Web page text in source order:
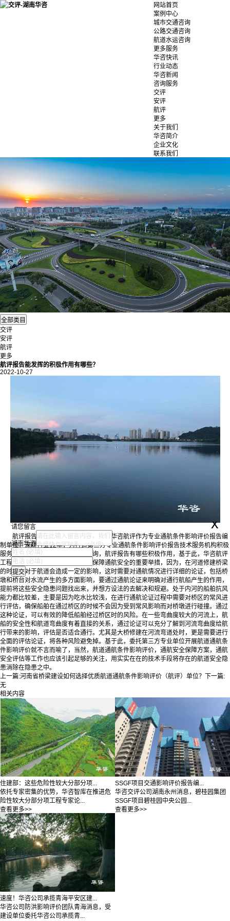
网站首页
案例中心
城市交通咨询
公路交通咨询
航道水运咨询
更多服务
华咨快讯
行业动态
华咨新闻
咨询服务
交评
安评
航评
更多
关于我们
华咨简介
企业文化
联系我们
交评
安评
航评
更多
航评报告能发挥的积极作用有哪些？
2022-10-27
航评报告能发挥的积极作用有哪些？华咨航评作为专业通航条件影响评价报告编
制单位，深耕行业12年，为打造第三方专业通航条件影响评价报告技术服务机构积极
服务，近年来，很多建设单位在咨询，航评报告有哪些积极作用，基于此，华咨航评
工程师系统梳理认为，关注航评是保障通航安全的重要举措，因为，在河道修建桥梁
的时候，对于航道会造成一定的影响，这时需要对通航情况进行详细的论证，包括桥
墩和桥台对水流产生的多方面影响，要通过通航论证来明确对通行航船产生的作用，
提前将这些安全隐患问题找出来，并想方设法的去解决和规避。处于内河的船舶抗风
能力都比较差，主要是因为吃水比较浅，在进行通航论证过程中需要对桥区的常风进
行评估，确保船舶在通过桥区的时候不会因为受到常风影响而对桥墩进行碰撞。通过
这种论证，可以有效的降低船舶经过桥区时的风险。在一些弯曲度较大的河流上，航
船的安全性和航道弯曲度有着直接的关系，通过论证可以充分了解到河流弯曲度给航
行带来的影响，评估是否适合通行。尤其是大桥修建在河流弯道处时，更是需要进行
全面的评估论证，将各种风险避免掉。基于此，委托第三方专业单位开展航道通航条
件影响评价就不言而喻了，当然，航道通航条件影响评价，通航安全保障方案，通航
安全评估等工作也应该引起足够的关注，用实实在在的技术手段将存在的航道安全隐
患消除在隐患之中。
上一篇:河南省桥梁建设如何选择优质航道通航条件影响评价（航评）单位？
下一篇:
无
相关内容
住建部：这些危险性较大分部分项...
依托专家密集的优势，华咨智库在推进危
险性较大分部分项工程专家论...
查看更多>>
SSGF项目交通影响评价报告编...
华咨交评公司湖南永州消息，碧桂园集团
SSGF项目碧桂园中央公园...
查看更多>>
速度！华咨公司承揽青海平安区建...
华咨公司防洪影响评价团队青海消息，受
建设单位委托华咨公司承揽青...
请您留言 x
湖南华咨